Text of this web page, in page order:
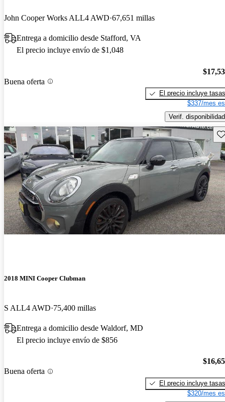
John Cooper Works ALL4 AWD 67,651 millas
Entrega a domicilio desde Stafford, VA
El precio incluye envío de $1,048
Buena oferta
El precio incluye tasas
$337/mes
Verif. disponibilidad
2018 MINI Cooper Clubman
S ALL4 AWD 75,400 millas
Entrega a domicilio desde Waldorf, MD
El precio incluye envío de $856
Buena oferta
El precio incluye tasas
$320/mes